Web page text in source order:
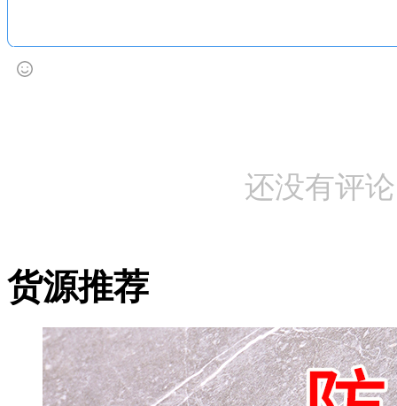
还没有评
货源推荐